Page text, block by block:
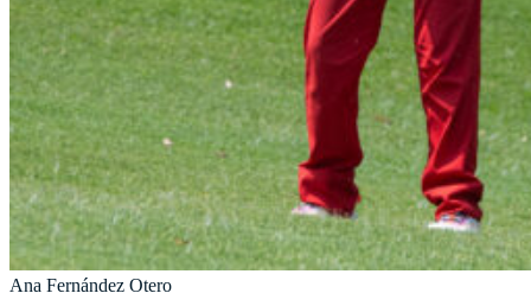
Ana Fernández Otero